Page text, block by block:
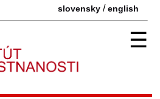
slovensky /english
☰